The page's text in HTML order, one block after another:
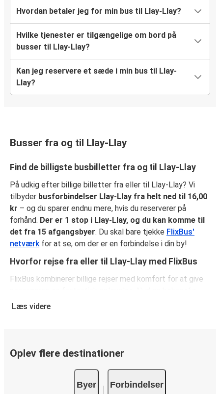
Hvordan betaler jeg for min bus til Llay-Llay?
Hvilke tjenester er tilgængelige om bord på
busser til Llay-Llay?
Kan jeg reservere et sæde i min bus til Llay-
Llay?
Busser fra og til Llay-Llay
Find de billigste busbilletter fra og til Llay-Llay
På udkig efter billige billetter fra eller til Llay-Llay? Vi
tilbyder busforbindelser Llay-Llay fra helt ned til 16,00
kr – og du sparer endnu mere, hvis du reserverer på
forhånd. Der er 1 stop i Llay-Llay, og du kan komme til
det fra 15 afgangsbyer. Du skal bare tjekke FlixBus'
netværkfor at se, om der er en forbindelse i din by!
Hvorfor rejse fra eller til Llay-Llay med FlixBus
FlixBus kombinerer billige rejser med komfort for at give
rejse fra eller til Llay-Llay med vores faciliteter ombord,
Sådan reserverer du din busbillet fra eller til Llay-
Sådan reserverer du nemt en billet hos FlixBus: på denne
Læs videre
Oplev flere destinationer
Byer Forbindelser